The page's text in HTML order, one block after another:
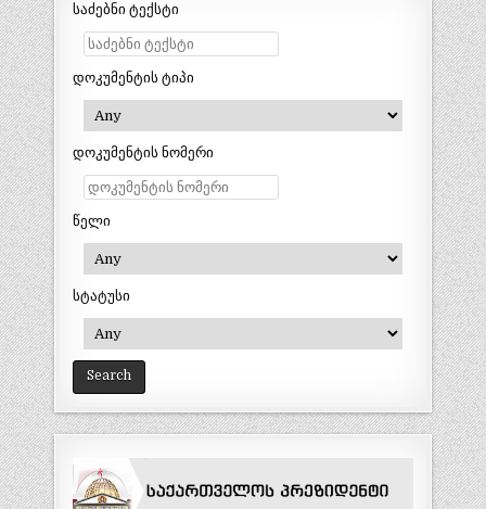
საძებნი ტექსტი
დოკუმენტის ტიპი
დოკუმენტის ნომერი
წელი
სტატუსი